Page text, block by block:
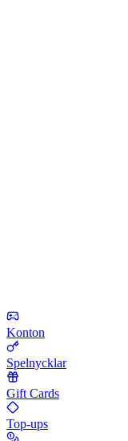
Konton
Spelnycklar
Gift Cards
Top-ups